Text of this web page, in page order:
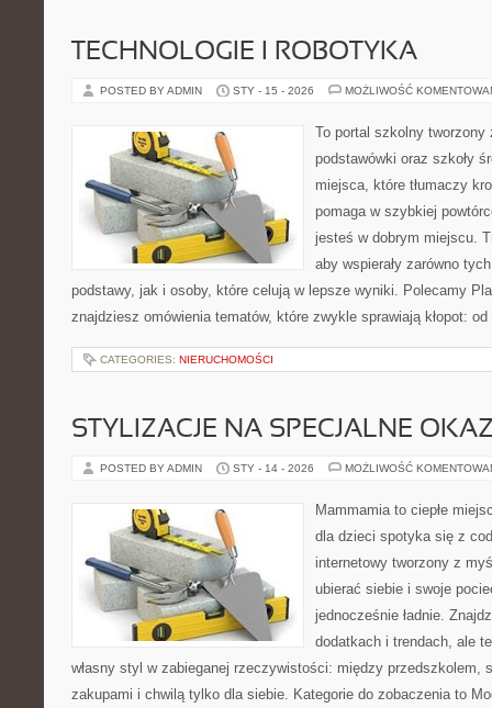
TECHNOLOGIE I ROBOTYKA
POSTED BY ADMIN STY - 15 - 2026 MOŻLIWOŚĆ
To portal szkolny tworzony
podstawówki oraz szkoły
miejsca, które tłumaczy
pomaga w szybkiej
jesteś w dobrym miejscu.
aby wspierały zarówno
podstawy, jak i osoby, które celują w lepsze wyniki. Polecamy
znajdziesz omówienia tematów, które zwykle sprawiają kłopot:
CATEGORIES: NIERUCHOMOŚCI
STYLIZACJE NA SPECJALNE
POSTED BY ADMIN STY - 14 - 2026 MOŻLIWOŚĆ
Mammamia to ciepłe
dla dzieci spotyka się z
internetowy tworzony z
ubierać siebie i swoje
jednocześnie ładnie.
dodatkach i trendach, ale
własny styl w zabieganej rzeczywistości: między przedszkolem,
zakupami i chwilą tylko dla siebie. Kategorie do zobaczenia to